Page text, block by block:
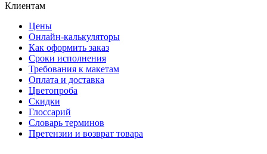
Клиентам
Цены
Онлайн-калькуляторы
Как оформить заказ
Сроки исполнения
Требования к макетам
Оплата и доставка
Цветопроба
Скидки
Глоссарий
Словарь терминов
Претензии и возврат товара